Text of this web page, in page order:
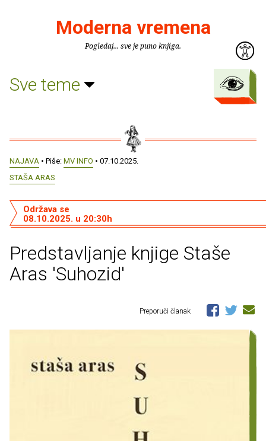
Moderna vremena
Pogledaj... sve je puno knjiga.
Sve teme
NAJAVA • Piše: MV INFO • 07.10.2025.
STAŠA ARAS
Predstavljanje knjige Staše
Aras 'Suhozid'
Održava se
08.10.2025. u 20:30h
Preporuči članak